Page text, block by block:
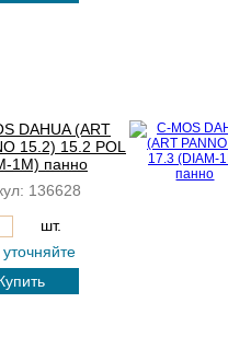
DAHUA (ART
15.2) 15.2 POL
1M) панно
136628
шт.